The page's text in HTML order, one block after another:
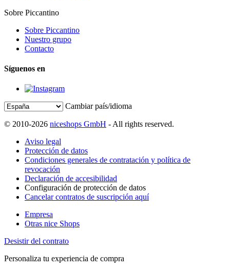
Sobre Piccantino
Sobre Piccantino
Nuestro grupo
Contacto
Síguenos en
Cambiar país/idioma
© 2010-2026 niceshops GmbH - All rights reserved.
Aviso legal
Protección de datos
Condiciones generales de contratación y política de
revocación
Declaración de accesibilidad
Configuración de protección de datos
Cancelar contratos de suscripción aquí
Empresa
Otras nice Shops
Desistir del contrato
Personaliza tu experiencia de compra